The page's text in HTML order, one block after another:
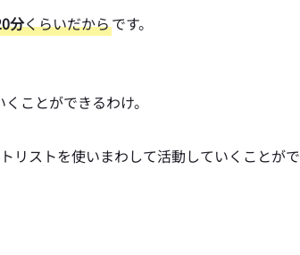
分くらいだからです。
ことができるわけ。
リストを使いまわして活動していくことがで